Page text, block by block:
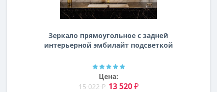
Зеркало прямоугольное с задней
интерьерной эмбилайт подсветкой
Цена:
15 022 ₽ 13 520 ₽